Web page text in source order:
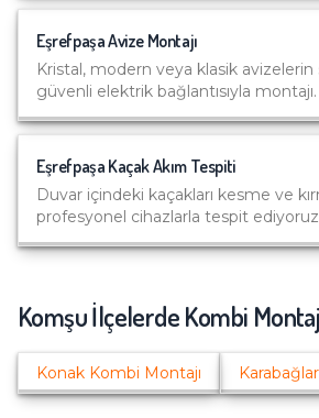
EşrefpaşaAvize Montajı
Kristal, modern veya klasik
güvenli elektrik bağlantısıyla montajı.
Eşrefpaşa Kaçak Akım Tespiti
Duvar içindeki kaçakları kesme ve
profesyonel cihazlarla tespit
Komşu İlçelerdeKombi
Konak Kombi Montajı Karabağlar